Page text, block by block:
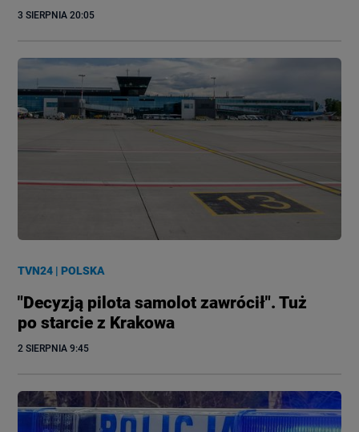
3 SIERPNIA 20:05
TVN24 |POLSKA
"Decyzją pilota samolot zawrócił". Tuż
po starcie z Krakowa
2 SIERPNIA 9:45